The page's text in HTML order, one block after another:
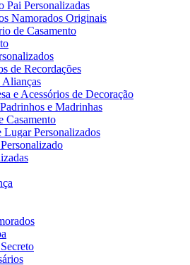
Pai Personalizadas
Namorados Originais
de Casamento
de Recordações
Alianças
e Acessórios de Decoração
e Madrinhas
Casamento
Lugar Personalizados